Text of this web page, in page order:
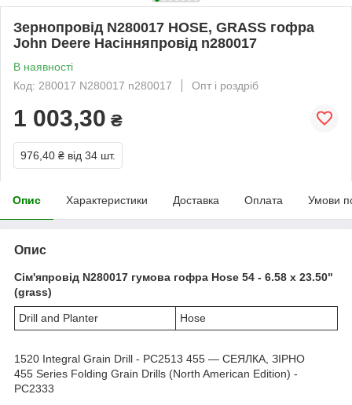
Зернопровід N280017 HOSE, GRASS гофра
John Deere Насінняпровід n280017
В наявності
Код: 280017 N280017 n280017
Опт і роздріб
1 003,30 ₴
976,40 ₴ від 34 шт.
Опис Характеристики Доставка Оплата Умови
Опис
Сім'япровід N280017 гумова гофра Hose 54 - 6.58 x 23.50"
(grass)
Drill and Planter Hose
1520 Integral Grain Drill - PC2513 455 — СЕЯЛКА, ЗІРНО
455 Series Folding Grain Drills (North American Edition) -
PC2333